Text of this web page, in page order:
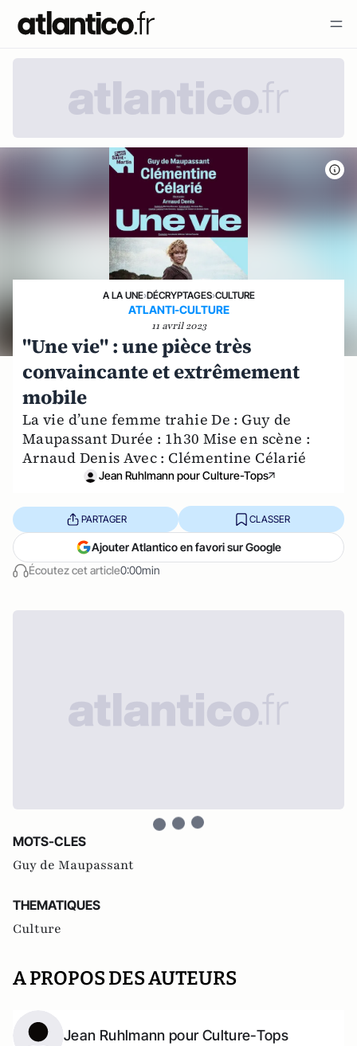
A LA UNE›DÉCRYPTAGES›CULTURE
ATLANTI-CULTURE
11 avril 2023
"Une vie" : une pièce très
convaincante et extrêmement
mobile
La vie d’une femme trahie De : Guy de
Maupassant Durée : 1h30 Mise en scène :
Arnaud Denis Avec : Clémentine Célarié
Jean Ruhlmann pour Culture-Tops
Écoutez cet article0:00min
PARTAGER CLASSER
Ajouter Atlantico en favori sur Google
MOTS-CLES
Guy de Maupassant
THEMATIQUES
Culture
A PROPOS DES AUTEURS
Jean Ruhlmann pour Culture-Tops